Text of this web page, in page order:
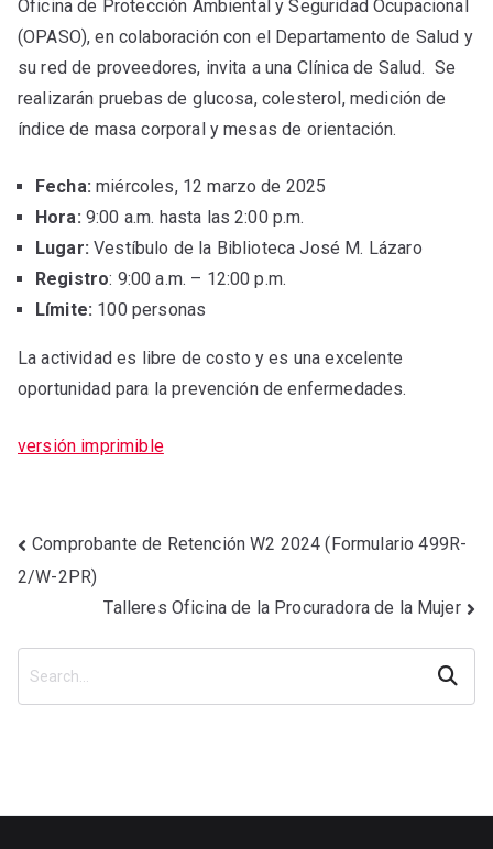
Oficina de Protección Ambiental y Seguridad Ocupacional
(OPASO), en colaboración con el Departamento de Salud y
su red de proveedores, invita a una Clínica de Salud. Se
realizarán pruebas de glucosa, colesterol, medición de
índice de masa corporal y mesas de orientación.
Fecha: miércoles, 12 marzo de 2025
Hora: 9:00 a.m. hasta las 2:00 p.m.
Lugar: Vestíbulo de la Biblioteca José M. Lázaro
Registro: 9:00 a.m. – 12:00 p.m.
Límite: 100 personas
La actividad es libre de costo y es una excelente
oportunidad para la prevención de enfermedades.
versión imprimible
Comprobante de Retención W2 2024 (Formulario 499R-
2/W-2PR)
Talleres Oficina de la Procuradora de la Mujer
Search